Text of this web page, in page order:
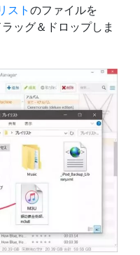
ストのファイルを
ッグ＆ドロップしま